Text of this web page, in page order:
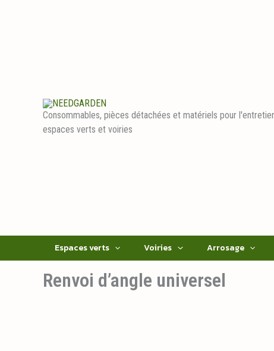
Consommables, pièces détachées et matériels pour
espaces verts et voiries
Espaces verts Voiries Arrosage
Renvoi d’angle universel